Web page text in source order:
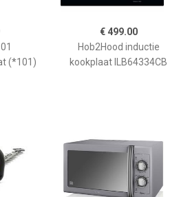
(*101)
€ 499.00
Hob2Hood inductie
kookplaat ILB64334CB